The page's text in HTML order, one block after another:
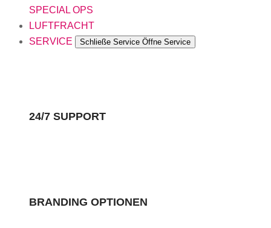
SPECIAL OPS
LUFTFRACHT
SERVICE
Schließe Service Öffne Service
24/7 SUPPORT
BRANDING OPTIONEN